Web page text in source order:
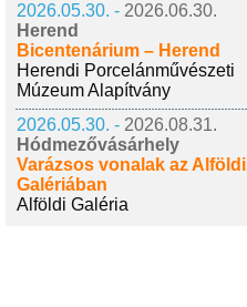
2026.05.30. - 2026.06.30.
Herend
Bicentenárium – Herend
Herendi Porcelánművészeti
Múzeum Alapítvány
2026.05.30. - 2026.08.31.
Hódmezővásárhely
Varázsos vonalak az Alföldi
Galériában
Alföldi Galéria